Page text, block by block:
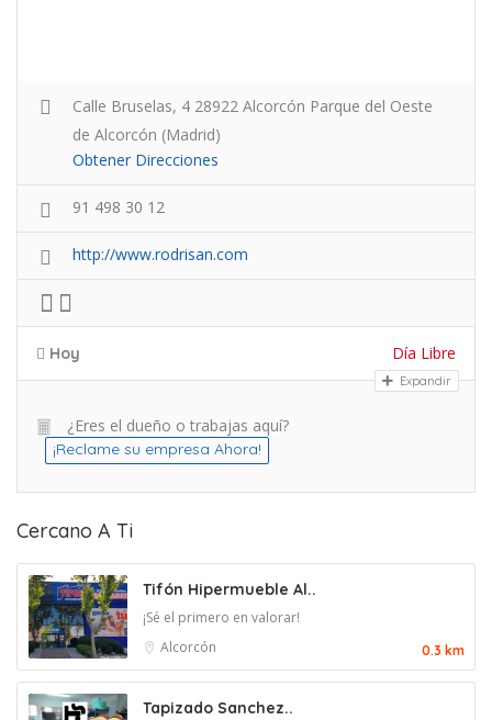
Calle Bruselas, 4 28922 Alcorcón Parque del Oeste
de Alcorcón (Madrid)
Obtener Direcciones
91 498 30 12
http://www.rodrisan.com
Hoy Día Libre
Expandir
¿Eres el dueño o trabajas aquí?
¡Reclame su empresa Ahora!
Cercano A Ti
Tifón Hipermueble Al..
¡Sé el primero en valorar!
Alcorcón
0.3 km
Tapizado Sanchez..